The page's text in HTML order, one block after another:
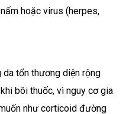
hoặc virus (herpes,
da tổn thương diện rộng
bôi thuốc, vì nguy cơ gia
như corticoid đường